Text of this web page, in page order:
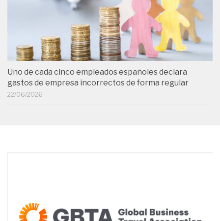
Uno de cada cinco empleados españoles declara
gastos de empresa incorrectos de forma regular
22/06/2026